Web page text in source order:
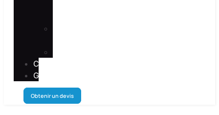
Contact
Galerie
Obtenir un devis